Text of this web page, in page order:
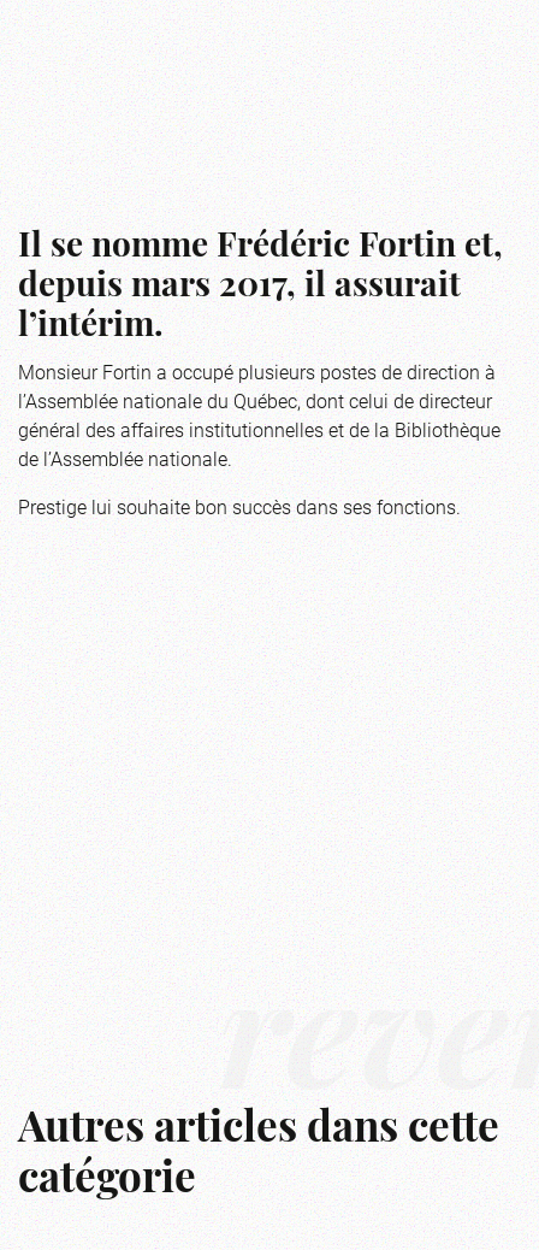
Il se nomme Frédéric Fortin et,
depuis mars 2017, il assurait
l’intérim.
Monsieur Fortin a occupé plusieurs postes de direction à
l’Assemblée nationale du Québec, dont celui de directeur
général des affaires institutionnelles et de la Bibliothèque
de l’Assemblée nationale.
Prestige lui souhaite bon succès dans ses fonctions.
Autres articles dans cette
catégorie